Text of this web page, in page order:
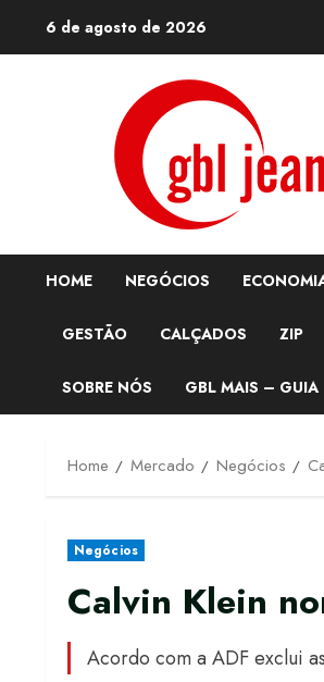
6 de agosto de 2026
HOME NEGÓCIOS
GESTÃO CALÇADOS ZIP
SOBRE NÓS GBL MAIS – GUIA
Home Mercado Negócios
Negócios
Calvin Klein
Acordo com a ADF exclui